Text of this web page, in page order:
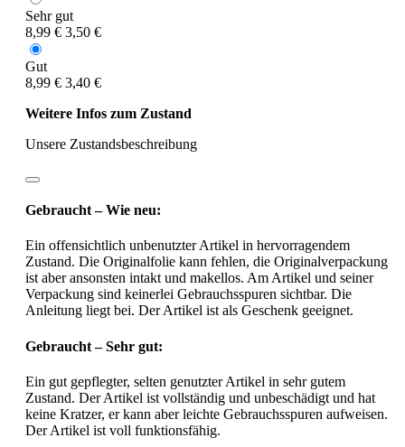
Sehr gut
8,99 € 3,50 €
Gut
8,99 € 3,40 €
Weitere Infos zum Zustand
Unsere Zustandsbeschreibung
Gebraucht – Wie neu:
Ein offensichtlich unbenutzter Artikel in hervorragendem
Zustand. Die Originalfolie kann fehlen, die Originalverpackung
ist aber ansonsten intakt und makellos. Am Artikel und seiner
Verpackung sind keinerlei Gebrauchsspuren sichtbar. Die
Anleitung liegt bei. Der Artikel ist als Geschenk geeignet.
Gebraucht – Sehr gut:
Ein gut gepflegter, selten genutzter Artikel in sehr gutem
Zustand. Der Artikel ist vollständig und unbeschädigt und hat
keine Kratzer, er kann aber leichte Gebrauchsspuren aufweisen.
Der Artikel ist voll funktionsfähig.